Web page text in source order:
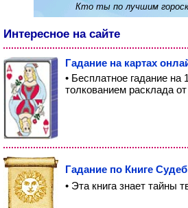
Кто ты по лучшим
Интересное на сайте
Гадание на картах
• Бесплатное гадание на
толкованием расклада
Гадание по Книге Судеб
• Эта книга знает тайны